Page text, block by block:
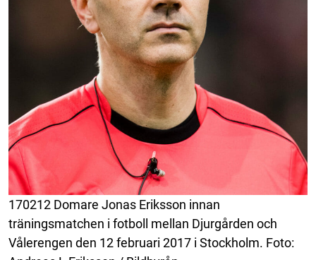
170212 Domare Jonas Eriksson innan
träningsmatchen i fotboll mellan Djurgården och
Vålerengen den 12 februari 2017 i Stockholm. Foto: